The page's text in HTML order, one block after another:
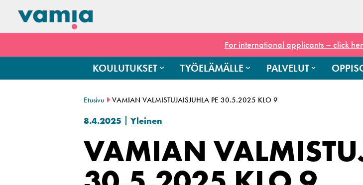
For international applicants – click
KOULUTUKSET TYÖELÄMÄLLE PALVELUT
Etusivu VAMIAN VALMISTUJAISJUHLA PE 30.5.2025 KLO 9
8.4.2025 Yleinen
VAMIAN